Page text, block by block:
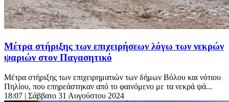
Μέτρα στήριξης των επιχειρήσεων λόγω των νεκρών
ψαριών στον Παγασητικό
Μέτρα στήριξης των επιχειρηματιών των δήμων Βόλου και νότιου
Πηλίου, που επηρεάστηκαν από το φαινόμενο με τα νεκρά ψά...
18:07 | Σάββατο 31 Αυγούστου 2024